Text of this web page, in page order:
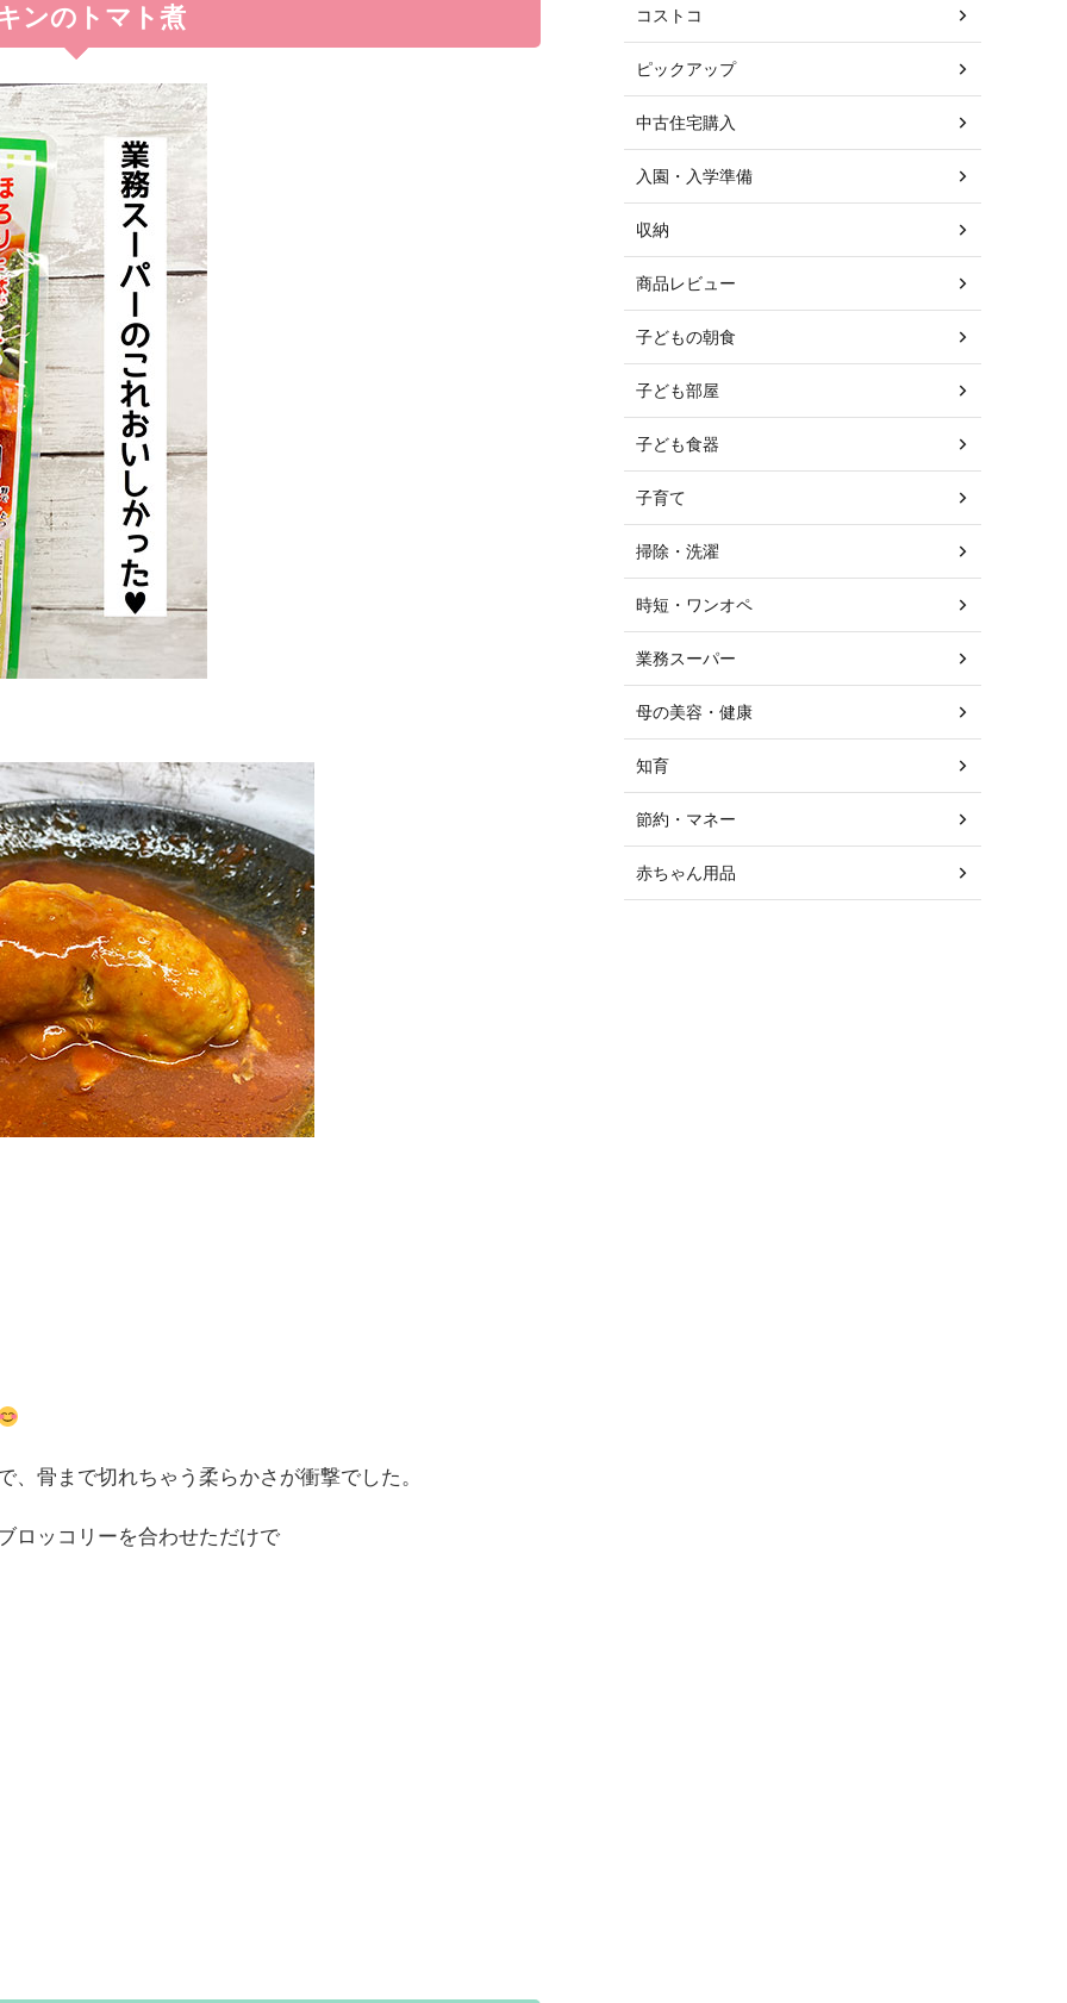
ンのトマト煮
骨まで切れちゃう柔らかさが衝撃でした。
ロッコリーを合わせただけで
コストコ
ピックアップ
中古住宅購入
入園・入学準備
収納
商品レビュー
子どもの朝食
子ども部屋
子ども食器
子育て
掃除・洗濯
時短・ワンオペ
業務スーパー
母の美容・健康
知育
節約・マネー
赤ちゃん用品